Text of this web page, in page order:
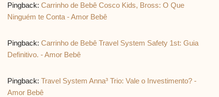
Pingback: Carrinho de Bebê Cosco Kids, Bross: O Que
Ninguém te Conta - Amor Bebê
Pingback: Carrinho de Bebê Travel System Safety 1st: Guia
Definitivo. - Amor Bebê
Pingback: Travel System Anna³ Trio: Vale o Investimento? -
Amor Bebê